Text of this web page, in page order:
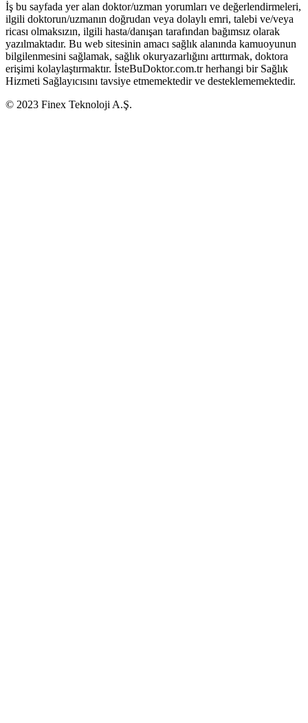
İş bu sayfada yer alan doktor/uzman yorumları ve değerlendirmeleri,
ilgili doktorun/uzmanın doğrudan veya dolaylı emri, talebi ve/veya
ricası olmaksızın, ilgili hasta/danışan tarafından bağımsız olarak
yazılmaktadır. Bu web sitesinin amacı sağlık alanında kamuoyunun
bilgilenmesini sağlamak, sağlık okuryazarlığını arttırmak, doktora
erişimi kolaylaştırmaktır. İsteBuDoktor.com.tr herhangi bir Sağlık
Hizmeti Sağlayıcısını tavsiye etmemektedir ve desteklememektedir.
© 2023 Finex Teknoloji A.Ş.